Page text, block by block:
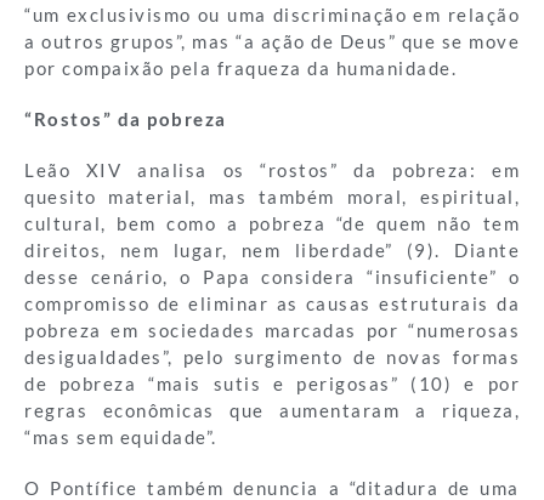
“um exclusivismo ou uma discriminação em relação
a outros grupos”, mas “a ação de Deus” que se move
por compaixão pela fraqueza da humanidade.
“Rostos” da pobreza
Leão XIV analisa os “rostos” da pobreza: em
quesito material, mas também moral, espiritual,
cultural, bem como a pobreza “de quem não tem
direitos, nem lugar, nem liberdade” (9). Diante
desse cenário, o Papa considera “insuficiente” o
compromisso de eliminar as causas estruturais da
pobreza em sociedades marcadas por “numerosas
desigualdades”, pelo surgimento de novas formas
de pobreza “mais sutis e perigosas” (10) e por
regras econômicas que aumentaram a riqueza,
“mas sem equidade”.
O Pontífice também denuncia a “ditadura de uma